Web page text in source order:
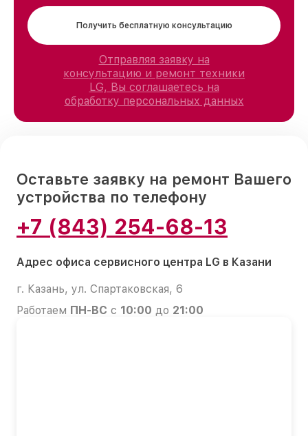
Получить бесплатную консультацию
Отправляя заявку на
консультацию и ремонт техники
LG, Вы соглашаетесь на
обработку персональных данных
Оставьте заявку на ремонт Вашего
устройства по телефону
+7 (843) 254-68-13
Адрес офиса сервисного центра LG в Казани
г. Казань, ул. Спартаковская, 6
Работаем ПН-ВС с 10:00 до 21:00